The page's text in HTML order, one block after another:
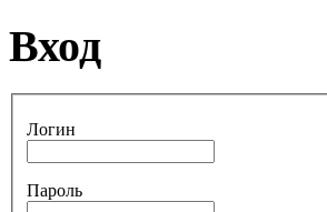
Вход
Логин
Пароль